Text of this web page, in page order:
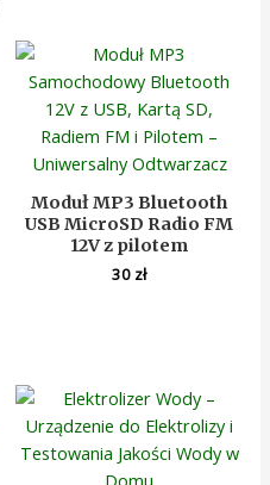
Moduł MP3 Bluetooth
USB MicroSD Radio FM
12V z pilotem
30 zł